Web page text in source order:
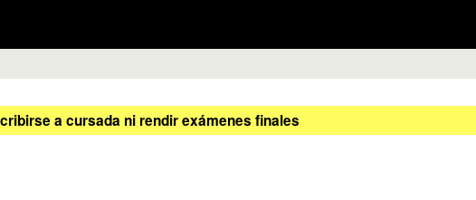
a cursada ni rendir exámenes finales